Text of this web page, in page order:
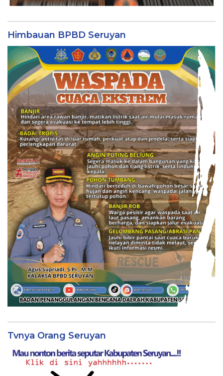
Himbauan BPBD Seruyan
Tvnya Orang Seruyan